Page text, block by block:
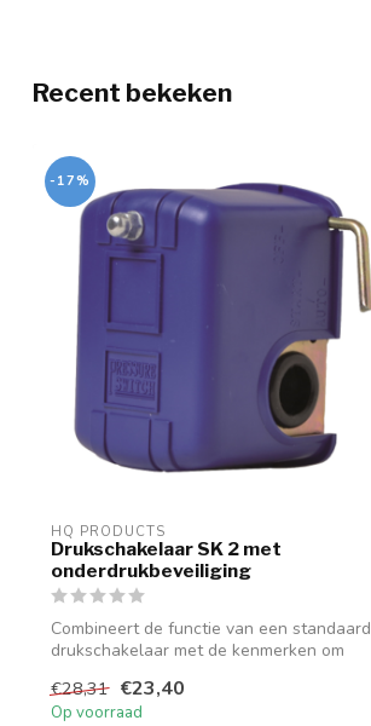
Recent bekeken
-17%
HQ PRODUCTS
Drukschakelaar SK 2 met
onderdrukbeveiliging
Combineert de functie van een standaard
drukschakelaar met de kenmerken om
€28,31 €23,40
Op voorraad